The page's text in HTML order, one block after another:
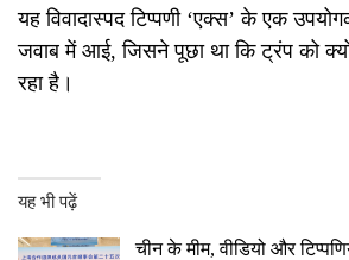
यह विवादास्पद टिप्पणी ‘एक्स’ के एक
जवाब में आई, जिसने पूछा था कि ट्रंप को क्यों
रहा है।
यह भी पढ़ें
चीन के मीम, वीडियो और